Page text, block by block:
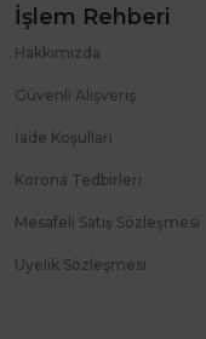
İşlem Rehberi
Hakkımızda
Güvenli Alışveriş
İade Koşulları
Korona Tedbirleri
Mesafeli Satış Sözleşmesi
Üyelik Sözleşmesi